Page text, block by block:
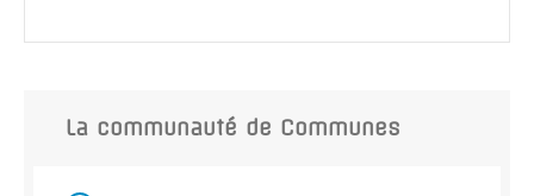
La communauté de Communes